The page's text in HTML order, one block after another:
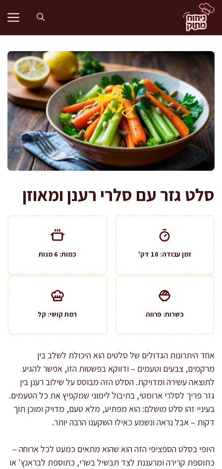
לדלג
לתוכן
סלט גזר עם סלרי רענן ומאוזן
זמן עבודה: 10 דק' כמות: 6 מנות
כשרות: פרווה רמת קושי: קל
אחד היתרונות הגדולים של סלטים הוא היכולת לשלב בין
מרקמים, צבעים וטעמים – ודווקא בפשטות הזו, אפשר להגיע
לתוצאה עשירה ומדויקת. הסלט הזה מבוסס על שילוב רענן בין
גזר פריך לסלרי ארומטי, בתיבול לימוני שמקפיץ את כל הטעמים.
בעיניי זהו סלט מושלם: הוא מפתיע, מלא טעם, מדויק ומוכן תוך
דקות – אבל נראה ונשמע כאילו השקענו הרבה יותר.
היופי בסלט הספציפי הזה הוא שהוא מתאים כמעט לכל ארוחה –
כתוספת קרירה ומרעננת לצד תבשיל בשרי, כתוספת לבראנץ' או